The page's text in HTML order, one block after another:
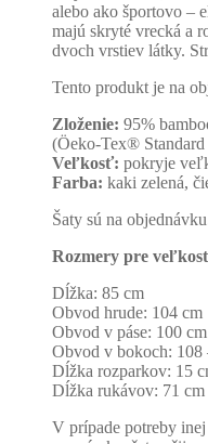
alebo ako športovo –
majú skryté vrecká a
dvoch vrstiev látky.
Tento produkt je na
Zloženie: 95%
(Öeko-Tex® Standard
Veľkosť: pokryje
Farba: kaki zelená,
Šaty sú na
Rozmery pre
Dĺžka: 85 cm
Obvod hrude: 104 cm
Obvod v páse: 100 cm
Obvod v bokoch: 108
Dĺžka rozparkov: 15
Dĺžka rukávov: 71 cm
V prípade potreby